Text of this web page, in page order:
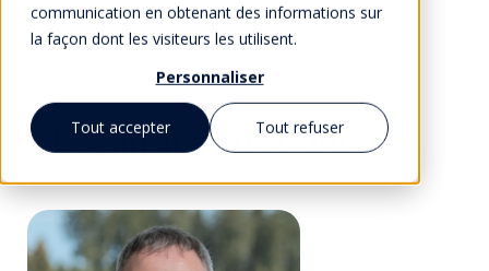
communication en obtenant des informations sur
la façon dont les visiteurs les utilisent.
Personnaliser
Tout accepter Tout refuser
Alessandro Inversini